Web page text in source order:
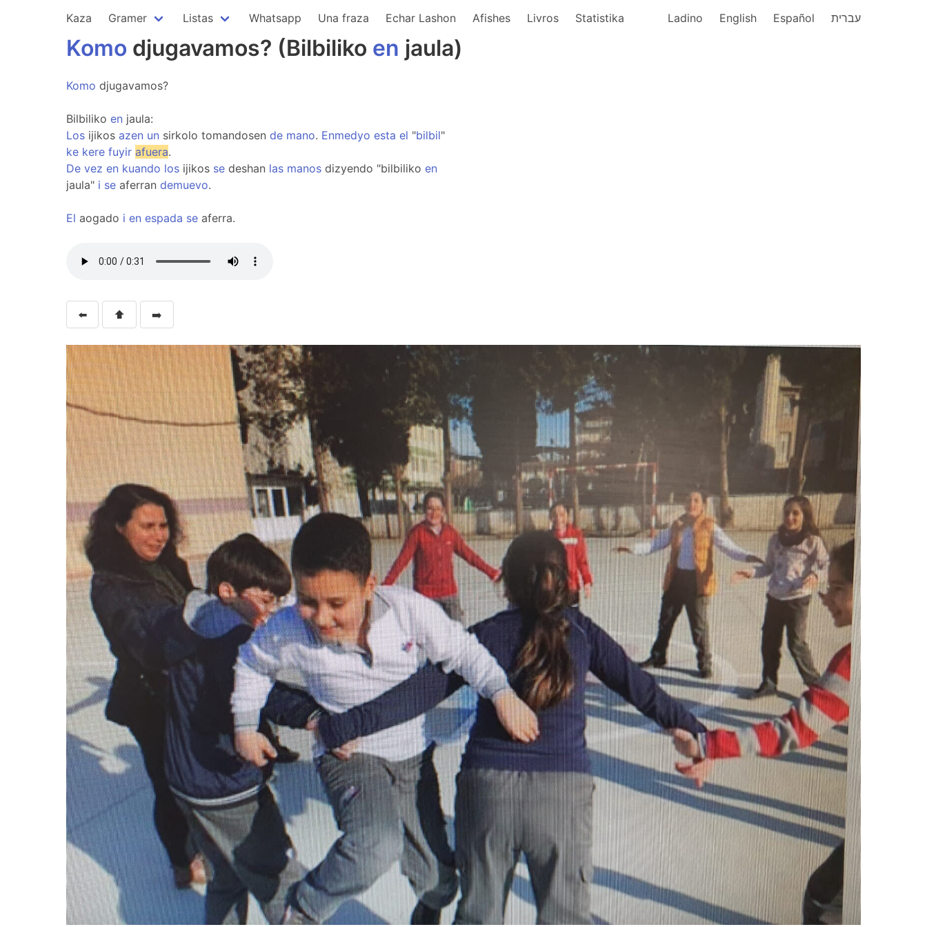
Kaza Gramer Listas Whatsapp Una fraza Echar Lashon Afishes Livros Statistika Ladino English Español עברית
Komo djugavamos? (Bilbiliko en jaula)
Komo djugavamos?
Bilbiliko en jaula:
Los ijikos azen un sirkolo tomandosen de mano. Enmedyo esta el "bilbil"
ke kere fuyir afuera.
De vez en kuando los ijikos se deshan las manos dizyendo "bilbiliko en
jaula" i se aferran demuevo.
El aogado i en espada se aferra.
⬅️ ⬆️ ➡️